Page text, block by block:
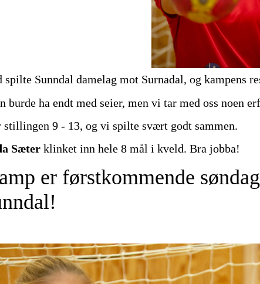
spilte Sunndal damelag mot Surnadal, og kampens
burde ha endt med seier, men vi tar med oss noen
stillingen 9 - 13, og vi spilte svært godt sammen.
Sæter klinket inn hele 8 mål i kveld. Bra jobba!
er førstkommende